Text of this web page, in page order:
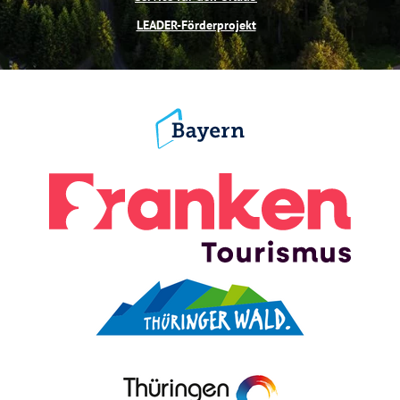
LEADER-Förderprojekt